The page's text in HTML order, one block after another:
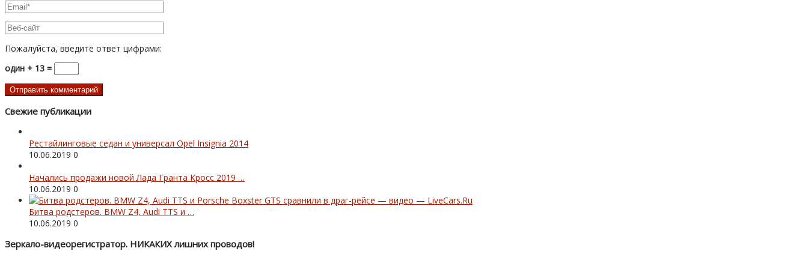
Пожалуйста, введите ответ цифрами:
один + 13 =
Свежие публикации
Рестайлинговые седан и универсал Opel Insignia 2014
10.06.2019 0
Начались продажи новой Лада Гранта Кросс 2019 …
10.06.2019 0
Битва родстеров. BMW Z4, Audi TTS и …
10.06.2019 0
Зеркало-видеорегистратор. НИКАКИХ лишних проводов!